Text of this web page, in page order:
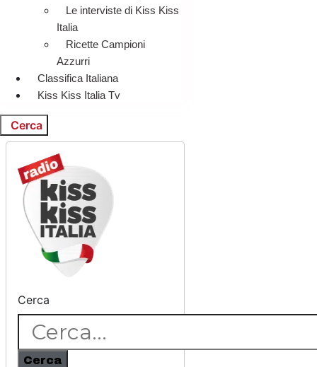
Le interviste di Kiss Kiss
Italia
Ricette Campioni
Azzurri
Classifica Italiana
Kiss Kiss Italia Tv
Cerca
Cerca
Cerca